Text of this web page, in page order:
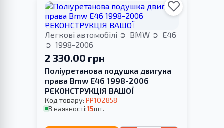
Легкові автомобілі BMW
E46
1998-2006
2 330.00 грн
Поліуретанова подушка двигуна
права Bmw E46 1998-2006
РЕКОНСТРУКЦІЯ ВАШОЇ
Код товару: PP102858
В наявності:15шт.